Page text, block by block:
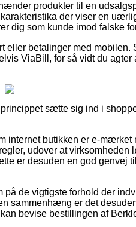
produkter til en
der viser en
dig som kunde imod falske
betalinger med mobilen.
ViaBill, for så vidt du agter
sætte sig ind i
internet butikken er e-mærket
udover at virksomheden
er desuden en god genvej
de vigtigste forhold der
sammenhæng er det
bevise bestillingen af